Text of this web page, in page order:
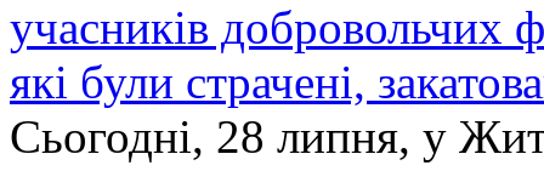
учасників добровольчих
які були страчені,
Сьогодні, 28 липня, у